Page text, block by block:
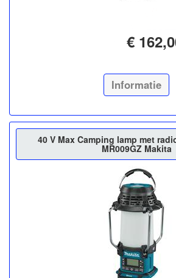
€
Informatie
40 V Max Camping lamp met
MR009GZ Makita